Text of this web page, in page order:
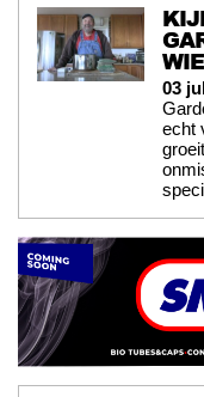
03
echt